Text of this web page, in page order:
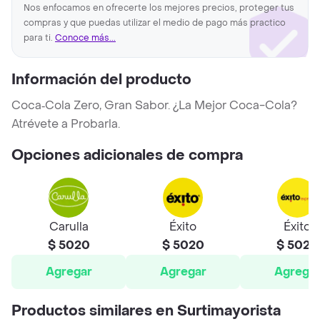
Nos enfocamos en ofrecerte los mejores precios, proteger tus
compras y que puedas utilizar el medio de pago más practico
para ti. Conoce más...
Información del producto
Coca‑Cola Zero, Gran Sabor. ¿La Mejor Coca-Cola?
Atrévete a Probarla.
Opciones adicionales de compra
Carulla
$ 5020
Agregar
Éxito
$ 5020
Agregar
Éxito
$ 5020
Agregar
Productos similares en Surtimayorista